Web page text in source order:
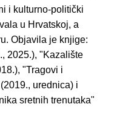
i kulturno-politički
u Hrvatskoj, a
Objavila je knjige:
2025.), "Kazalište
"Tragovi i
urednica) i
sretnih trenutaka"